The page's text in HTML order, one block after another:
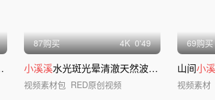
87购买 4K 0'49
小溪溪水光斑光晕清澈天然波光粼粼水面阳光
视频素材包 RED原创视频
69购买
山间小溪
视频素材